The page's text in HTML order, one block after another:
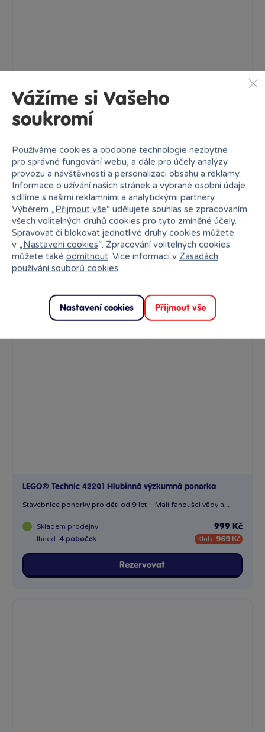
LEGO® Technic 42168 John Deere 9700 Forage Harvester
• Vozidlo John Deere pro děti od 9 let – Inspirujte malé...
Sklademprodejny
Ihned:5 poboček
1 099 Kč
Klub:1 066 Kč
Rezervovat
LEGO® Technic 42201 Hlubinná výzkumná ponorka
Stavebnice ponorky pro děti od 9 let – Malí fanoušci vědy a...
Skladem prodejny
Ihned: 4 poboček
999 Kč
Klub: 969 Kč
Rezervovat
Vážíme si Vašeho
soukromí
Používáme cookies a obdobné technologie nezbytné
pro správné fungování webu, a dále pro účely analýzy
provozu a návštěvnosti a personalizaci obsahu a reklamy.
Informace o užívání našich stránek a vybrané osobní údaje
sdílíme s našimi reklamními a analytickými partnery.
Výběrem „Přijmout vše“ udělujete souhlas se zpracováním
všech volitelných druhů cookies pro tyto zmíněné účely.
Spravovat či blokovat jednotlivé druhy cookies můžete
v „Nastavení cookies“. Zpracování volitelných cookies
můžete také odmítnout. Více informací v Zásadách
používání souborů cookies.
Nastavení cookies Přijmout vše